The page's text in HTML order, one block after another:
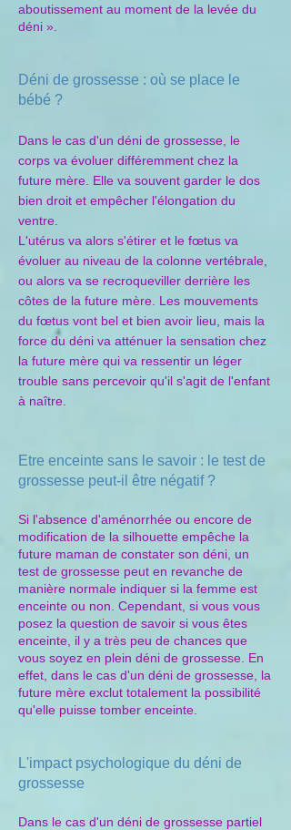
aboutissement au moment de la levée du
déni ».
Déni de grossesse : où se place le
bébé ?
Dans le cas d'un déni de grossesse, le
corps va évoluer différemment chez la
future mère. Elle va souvent garder le dos
bien droit et empêcher l'élongation du
ventre.
L'utérus va alors s'étirer et le fœtus va
évoluer au niveau de la colonne vertébrale,
ou alors va se recroqueviller derrière les
côtes de la future mère. Les mouvements
du fœtus vont bel et bien avoir lieu, mais la
force du déni va atténuer la sensation chez
la future mère qui va ressentir un léger
trouble sans percevoir qu'il s'agit de l'enfant
à naître.
Etre enceinte sans le savoir : le test de
grossesse peut-il être négatif ?
Si l'absence d'aménorrhée ou encore de
modification de la silhouette empêche la
future maman de constater son déni, un
test de grossesse peut en revanche de
manière normale indiquer si la femme est
enceinte ou non. Cependant, si vous vous
posez la question de savoir si vous êtes
enceinte, il y a très peu de chances que
vous soyez en plein déni de grossesse. En
effet, dans le cas d'un déni de grossesse, la
future mère exclut totalement la possibilité
qu'elle puisse tomber enceinte.
L'impact psychologique du déni de
grossesse
Dans le cas d'un déni de grossesse partiel